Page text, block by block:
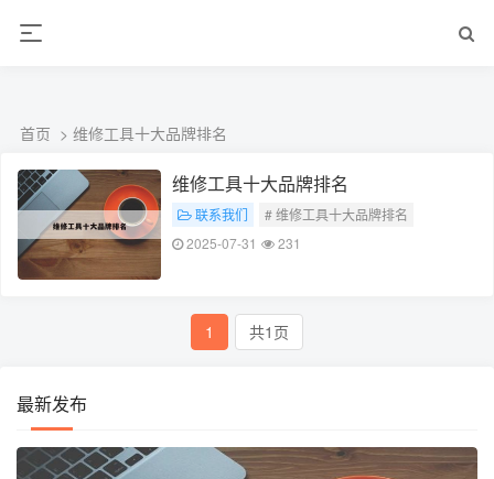
材经营部
首页 > 维修工具十大品牌排名
维修工具十大品牌排名
联系我们
# 维修工具十大品牌排名
2025-07-31
231
1 共1页
最新发布